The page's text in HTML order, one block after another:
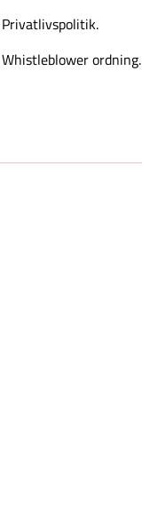
Privatlivspolitik.
Whistleblower ordning.